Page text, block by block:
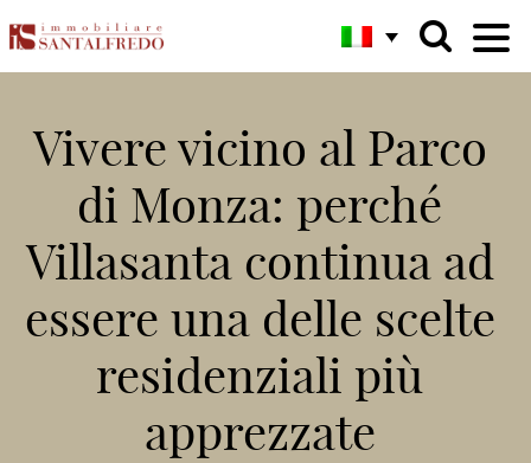
Vivere vicino al Parco
di Monza: perché
Villasanta continua ad
essere una delle scelte
residenziali più
apprezzate